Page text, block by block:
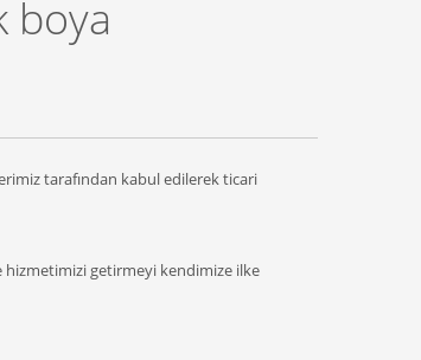
boya
tarafından kabul edilerek ticari
hizmetimizi getirmeyi kendimize ilke